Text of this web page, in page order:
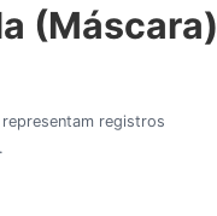
(Máscara)
registros